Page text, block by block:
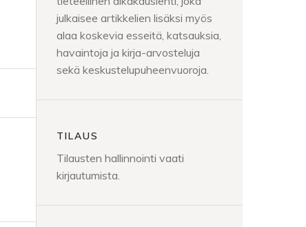
julkaisee artikkelien lisäksi myös
alaa koskevia esseitä, katsauksia,
havaintoja ja kirja-arvosteluja
sekä keskustelupuheenvuoroja.
TILAUS
Tilausten hallinnointi vaati
kirjautumista.